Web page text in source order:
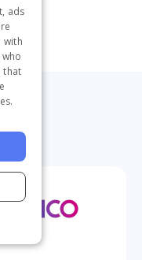
ads
with
that